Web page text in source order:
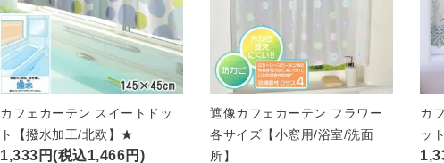
カフェカーテン スイートドッ
ト【撥水加工/北欧】★
1,333円(税込1,466円)
遮像カフェカーテン フラワー
各サイズ【小窓用/浴室/洗面
所】
カ
ッ